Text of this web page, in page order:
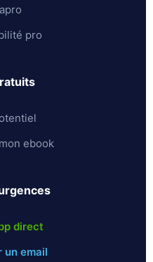
pro
ebook
direct
un email